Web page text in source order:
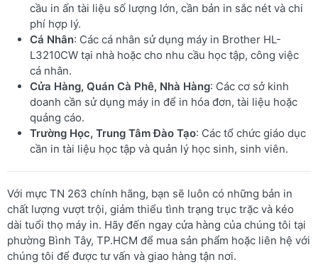
cầu in ấn tài liệu số lượng lớn, cần bản in sắc nét và chi
phí hợp lý.
Cá Nhân: Các cá nhân sử dụng máy in Brother HL-
L3210CW tại nhà hoặc cho nhu cầu học tập, công việc
cá nhân.
Cửa Hàng, Quán Cà Phê, Nhà Hàng: Các cơ sở kinh
doanh cần sử dụng máy in để in hóa đơn, tài liệu hoặc
quảng cáo.
Trường Học, Trung Tâm Đào Tạo: Các tổ chức giáo dục
cần in tài liệu học tập và quản lý học sinh, sinh viên.
Với mực TN 263 chính hãng, bạn sẽ luôn có những bản in
chất lượng vượt trội, giảm thiểu tình trạng trục trặc và kéo
dài tuổi thọ máy in. Hãy đến ngay cửa hàng của chúng tôi tại
phường Bình Tây, TP.HCM để mua sản phẩm hoặc liên hệ với
chúng tôi để được tư vấn và giao hàng tận nơi.